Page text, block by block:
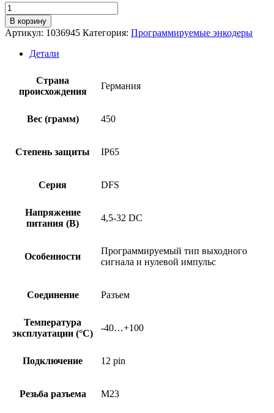
Количество
товара
Энкодер
SICK
DFS60A-
TBPA65536
В корзину
Артикул: 1036945 Категория: Программируемые энкодеры
Детали
Страна
происхождения
Германия
Вес (грамм) 450
Степень защиты IP65
Серия DFS
Напряжение
питания (В)
4,5-32 DC
Особенности
Программируемый тип выходного
сигнала и нулевой импульс
Соединение Разъем
Температура
эксплуатации (°C)
-40…+100
Подключение 12 pin
Резьба разъема M23